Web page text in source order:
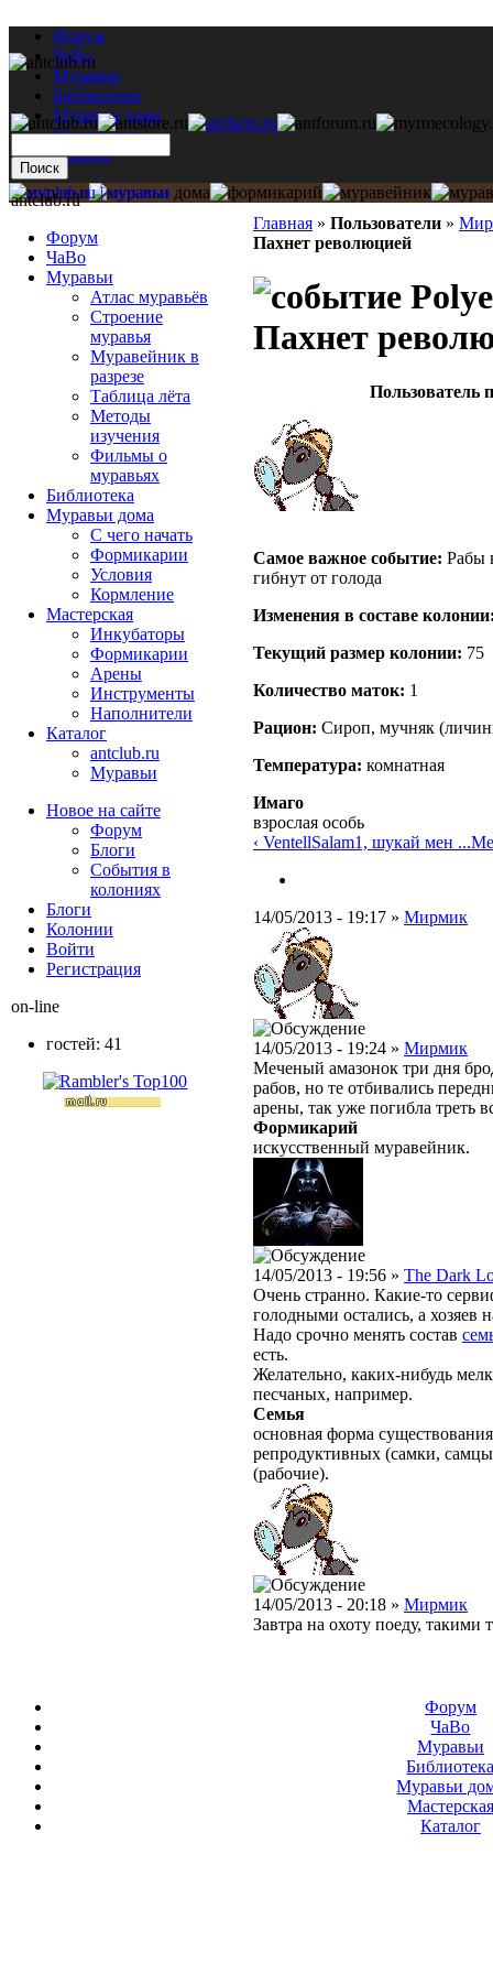
Форум
ЧаВо
Муравьи
Библиотека
Муравьи дома
Мастерская
Каталог
Главная » Пользователи »
Пахнет революцией
Пахнет
Пользователь
Самое важное событие: Рабы
гибнут от голода
Изменения в составе
Текущий размер кoлонии: 75
Количество маток: 1
Рацион: Сироп, мучняк
Температура: комнатная
Имаго
взрослая особь
‹ VentellSalam1, шукай мен ...
14/05/2013 - 19:17 » Мирмик
14/05/2013 - 19:24 » Мирмик
Меченый амазонок три дня
рабов, но те отбивались
арены, так уже погибла треть
Формикарий
искусственный муравейник.
14/05/2013 - 19:56 » The Dark
Очень странно. Какие-то
голодными остались, а хозяев
Надо срочно менять состав
есть.
Желательно, каких-нибудь
песчаных, например.
Семья
основная форма
репродуктивных (самки,
(рабочие).
14/05/2013 - 20:18 » Мирмик
Завтра на охоту поеду, такими
antclub.ru
Форум
ЧаВо
Муравьи
Атлас муравьёв
Строение
муравья
Муравейник в
разрезе
Таблица лёта
Методы
изучения
Фильмы о
муравьях
Библиотека
Муравьи дома
С чего начать
Формикарии
Условия
Кормление
Мастерская
Инкубаторы
Формикарии
Арены
Инструменты
Наполнители
Каталог
antclub.ru
Муравьи
Новое на сайте
Форум
Блоги
События в
колониях
Блоги
Колонии
Войти
Peгиcтpaция
on-line
гостей: 41
Форум
ЧаВо
Муравьи
Муравьи
Мастерская
Каталог